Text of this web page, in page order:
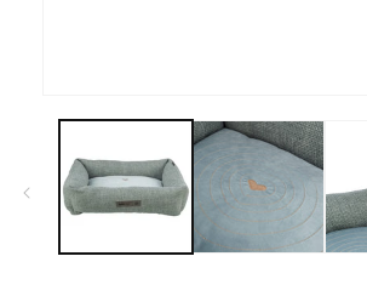
Modal
öffnen